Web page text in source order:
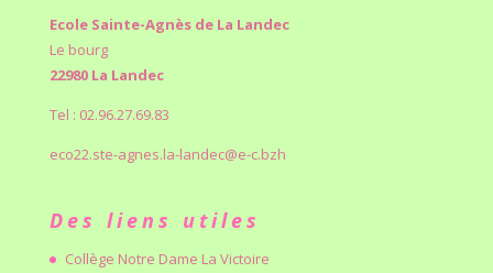
Ecole Sainte-Agnès de La Landec
Le bourg
22980 La Landec
Tel : 02.96.27.69.83
eco22.ste-agnes.la-landec@e-c.bzh
Des liens utiles
Collège Notre Dame La Victoire